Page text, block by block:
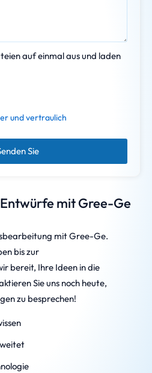
mit Gree-Ge
mit Gree-Ge.
bis zur
bereit, Ihre Ideen in die
Sie uns noch heute,
zu besprechen!
auf einmal aus und laden
und vertraulich
Sie